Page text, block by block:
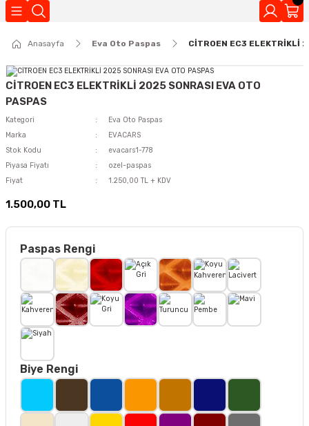
Anasayfa Eva Oto Paspas CİTROEN EC3 ELEKTRİKLİ
CİTROEN EC3 ELEKTRİKLİ 2025 SONRASI EVA OTO
PASPAS
Kategori
Eva Oto Paspas
Marka
EVACARS
Stok Kodu
evacars1-778
Piyasa Fiyatı
ozel-paspas
Fiyat
1.250,00 TL + KDV
1.500,00 TL
Paspas Rengi
Biye Rengi